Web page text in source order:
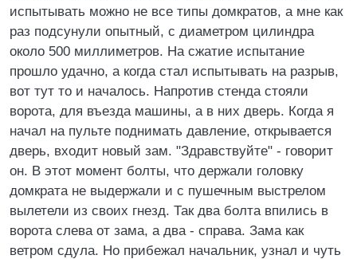
испытывать можно не все типы домкратов, а мне как
раз подсунули опытный, с диаметром цилиндра
около 500 миллиметров. На сжатие испытание
прошло удачно, а когда стал испытывать на разрыв,
вот тут то и началось. Напротив стенда стояли
ворота, для въезда машины, а в них дверь. Когда я
начал на пульте поднимать давление, открывается
дверь, входит новый зам. "Здравствуйте" - говорит
он. В этот момент болты, что держали головку
домкрата не выдержали и с пушечным выстрелом
вылетели из своих гнезд. Так два болта впились в
ворота слева от зама, а два - справа. Зама как
ветром сдула. Но прибежал начальник, узнал и чуть